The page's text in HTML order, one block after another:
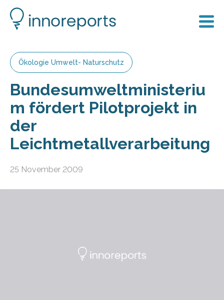
Ökologie Umwelt- Naturschutz
Bundesumweltministeriu
m fördert Pilotprojekt in
der
Leichtmetallverarbeitung
25 November 2009